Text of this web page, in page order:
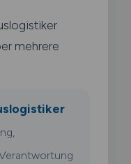
mehrere